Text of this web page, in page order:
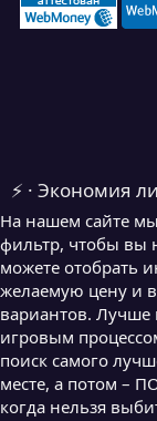
⚡ · Экономия
На нашем сайте
фильтр, чтобы вы
можете отобрать
желаемую цену и
вариантов. Лучше
игровым
поиск самого
месте, а потом –
когда нельзя